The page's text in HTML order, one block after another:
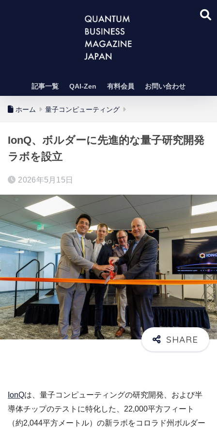
記事一覧 QAI-Zen 有料会員 お問い合わせ
ホーム 量子コンピューティング
IonQ、ボルダーに先進的な量子研究開発
ラボを設立
2026年5月15日
IonQは、量子コンピューティングの研究開発、および半
導体チップのテストに特化した、22,000平方フィート
（約2,044平方メートル）の新ラボをコロラド州ボルダー